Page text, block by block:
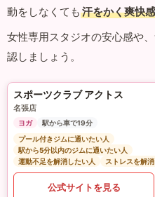
動をしなくても 汗をかく爽快感
女性専用スタジオの安心感や
認しましょう。
スポーツクラブ アクトス
名張店
ヨガ
駅から車で19分
プール付きジムに通いたい人
駅から5分以内のジムに通いたい人
運動不足を解消したい人
ストレスを解
公式サイトを見る